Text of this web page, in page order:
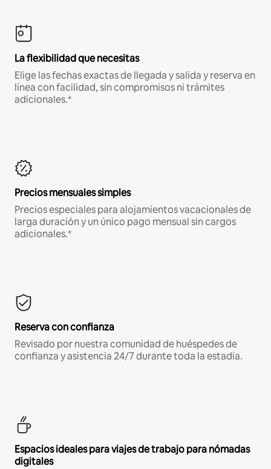
La flexibilidad que necesitas
Elige las fechas exactas de llegada y salida y reserva en
línea con facilidad, sin compromisos ni trámites
adicionales.*
Precios mensuales simples
Precios especiales para alojamientos vacacionales de
larga duración y un único pago mensual sin cargos
adicionales.*
Reserva con confianza
Revisado por nuestra comunidad de huéspedes de
confianza y asistencia 24/7 durante toda la estadía.
Espacios ideales para viajes de trabajo para nómadas
digitales